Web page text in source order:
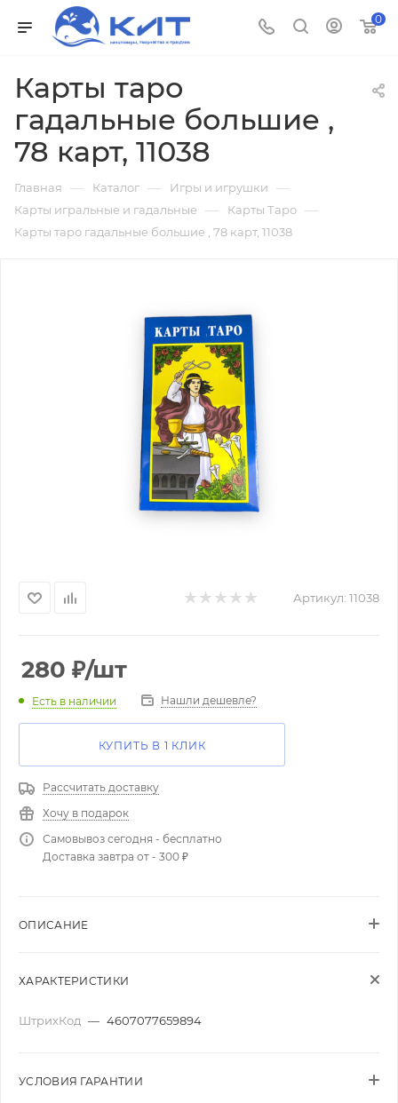
0
Карты таро
гадальные большие ,
78 карт, 11038
Главная — Каталог — Игры и игрушки —
Карты игральные и гадальные — Карты Таро —
Карты таро гадальные большие , 78 карт, 11038
Артикул: 11038
280 ₽/шт
Есть в наличии Нашли дешевле?
КУПИТЬ В 1 КЛИК
Рассчитать доставку
Хочу в подарок
Самовывоз сегодня - бесплатно
Доставка завтра от - 300 ₽
ОПИСАНИЕ
ХАРАКТЕРИСТИКИ
ШтрихКод — 4607077659894
УСЛОВИЯ ГАРАНТИИ